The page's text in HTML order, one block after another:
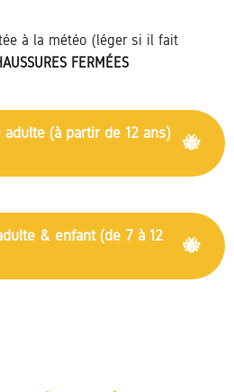
à la météo (léger si il fait
FERMÉES
(à partir de 12 ans)
& enfant (de 7 à 12